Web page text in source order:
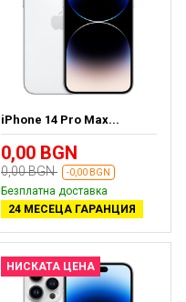
iPhone 14 Pro Max...
0,00 BGN
0,00 BGN -0,00 BGN
Безплатна доставка
24 МЕСЕЦА ГАРАНЦИЯ
НИСКАТА ЦЕНА